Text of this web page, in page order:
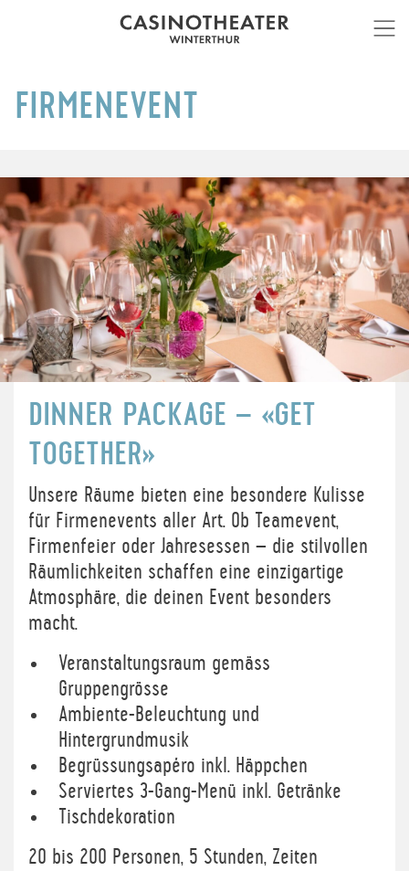
FIRMENEVENT
DINNER PACKAGE – «GET
TOGETHER»
Unsere Räume bieten eine besondere Kulisse
für Firmenevents aller Art. Ob Teamevent,
Firmenfeier oder Jahresessen – die stilvollen
Räumlichkeiten schaffen eine einzigartige
Atmosphäre, die deinen Event besonders
macht.
Veranstaltungsraum gemäss
Gruppengrösse
Ambiente-Beleuchtung und
Hintergrundmusik
Begrüssungsapéro inkl. Häppchen
Serviertes 3-Gang-Menü inkl. Getränke
Tischdekoration
20 bis 200 Personen, 5 Stunden, Zeiten